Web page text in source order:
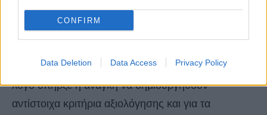
CONFIRM
Data Deletion Data Access Privacy Policy
Η Booking αναφέρει ότι το σύστημα
κατηγοριοποίησης σε αστέρια χρησιμοποιείται
αναζήτησης στην πλατφόρμα της και για αυτό το
λόγο υπήρξε η ανάγκη να δημιουργηθούν
αντίστοιχα κριτήρια αξιολόγησης και για τα